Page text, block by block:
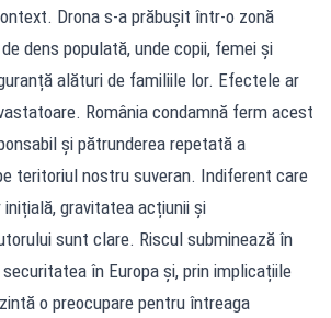
Drona s-a prăbușit într-o zonă
dens populată, unde copii, femei și
alături de familiile lor. Efectele ar
România condamnă ferm acest
și pătrunderea repetată a
teritoriul nostru suveran. Indiferent care
gravitatea acțiunii și
sunt clare. Riscul subminează în
în Europa și, prin implicațiile
o preocupare pentru întreaga